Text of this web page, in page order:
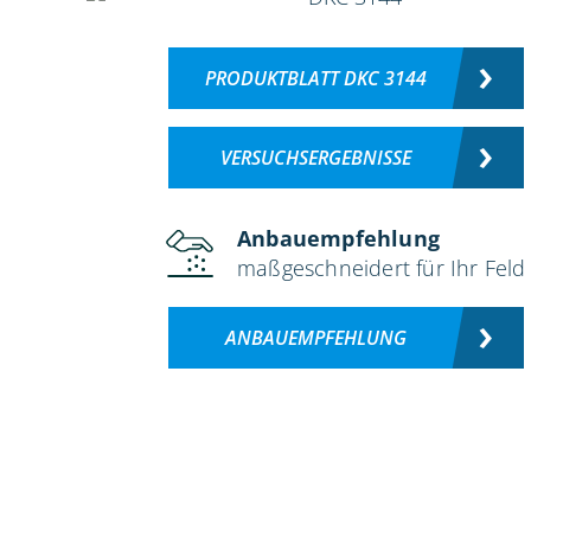
PRODUKTBLATT DKC 3144
VERSUCHSERGEBNISSE
Anbauempfehlung
maßgeschneidert für Ihr Feld
ANBAUEMPFEHLUNG